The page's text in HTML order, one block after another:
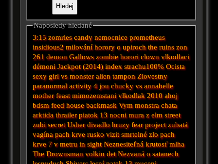
Naposledy hledané
3:15 zomries candy nemocnice prometheus
insidious2 milování horory o upiroch the ruins zon
261 demon Gallows zombie horori clown vlkodlaci
démoni Jackpot (2014) index strachu100% Ocista
sexy girl vs monster alien tampon Zlovestny
paranormal activity 4 jou chucky vs annabelle
mother feast mimozemstani vlkodlak 2010 ahoj
bdsm feed house backmask Vym monstra chata
arktida thrailer piatok 13 nocni mura z elm street
zubi secret Usher divadlo hruzy fear project zubatá
vagína pach krve rusko vizit smrtelné zlo pach
krve 7 v metru in sight Neznesiteľná krutosť mlha
The Drownsman volkin det Nezvaná o satanech